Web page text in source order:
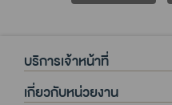
บริการเจ้าหน้าที่
เกี่ยวกับหน่วยงาน